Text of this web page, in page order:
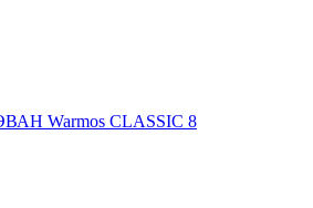
Warmos CLASSIC 8